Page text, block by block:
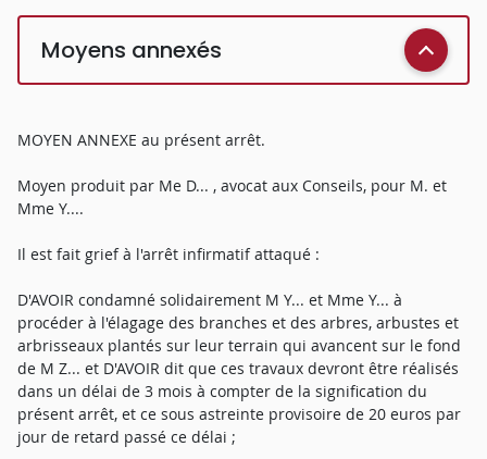
Moyens annexés
MOYEN ANNEXE au présent arrêt.
Moyen produit par Me D... , avocat aux Conseils, pour M. et
Mme Y....
Il est fait grief à l'arrêt infirmatif attaqué :
D'AVOIR condamné solidairement M Y... et Mme Y... à
procéder à l'élagage des branches et des arbres, arbustes et
arbrisseaux plantés sur leur terrain qui avancent sur le fond
de M Z... et D'AVOIR dit que ces travaux devront être réalisés
dans un délai de 3 mois à compter de la signification du
présent arrêt, et ce sous astreinte provisoire de 20 euros par
jour de retard passé ce délai ;